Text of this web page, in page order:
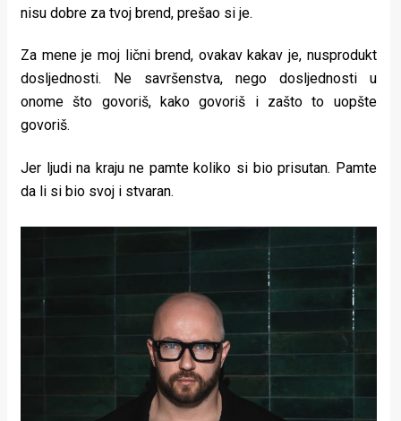
nisu dobre za tvoj brend, prešao si je.
Za mene je moj lični brend, ovakav kakav je, nusprodukt
dosljednosti. Ne savršenstva, nego dosljednosti u
onome što govoriš, kako govoriš i zašto to uopšte
govoriš.
Jer ljudi na kraju ne pamte koliko si bio prisutan. Pamte
da li si bio svoj i stvaran.